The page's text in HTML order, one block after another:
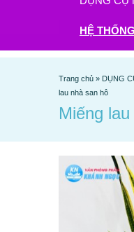
Trang chủ » DỤNG
lau nhà san hô
Miếng